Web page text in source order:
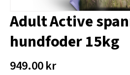
Adult Active
hundfoder 15kg
949.00kr